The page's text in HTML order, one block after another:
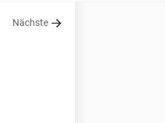
Nächste